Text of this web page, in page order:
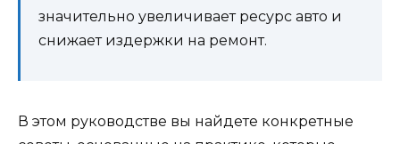
значительно увеличивает ресурс авто и
снижает издержки на ремонт.
В этом руководстве вы найдете конкретные